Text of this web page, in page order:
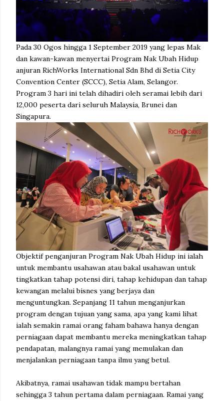
Pada 30 Ogos hingga 1 September 2019 yang lepas Mak
dan kawan-kawan menyertai Program Nak Ubah Hidup
anjuran RichWorks International Sdn Bhd di Setia City
Convention Center (SCCC), Setia Alam, Selangor.
Program 3 hari ini telah dihadiri oleh seramai lebih dari
12,000 peserta dari seluruh Malaysia, Brunei dan
Singapura.
Objektif penganjuran Program Nak Ubah Hidup ini ialah
untuk membantu usahawan atau bakal usahawan untuk
tingkatkan tahap potensi diri, tahap kehidupan dan tahap
kewangan melalui bisnes yang berjaya dan
menguntungkan. Sepanjang 11 tahun menganjurkan
program dengan tujuan yang sama, apa yang kami lihat
ialah semakin ramai orang faham bahawa hanya dengan
perniagaan dapat membantu mereka meningkatkan tahap
pendapatan, malangnya ramai yang memulakan dan
menjalankan perniagaan tanpa ilmu yang betul.
Akibatnya, ramai usahawan tidak mampu bertahan
sehingga 3 tahun pertama dalam perniagaan. Ramai yang